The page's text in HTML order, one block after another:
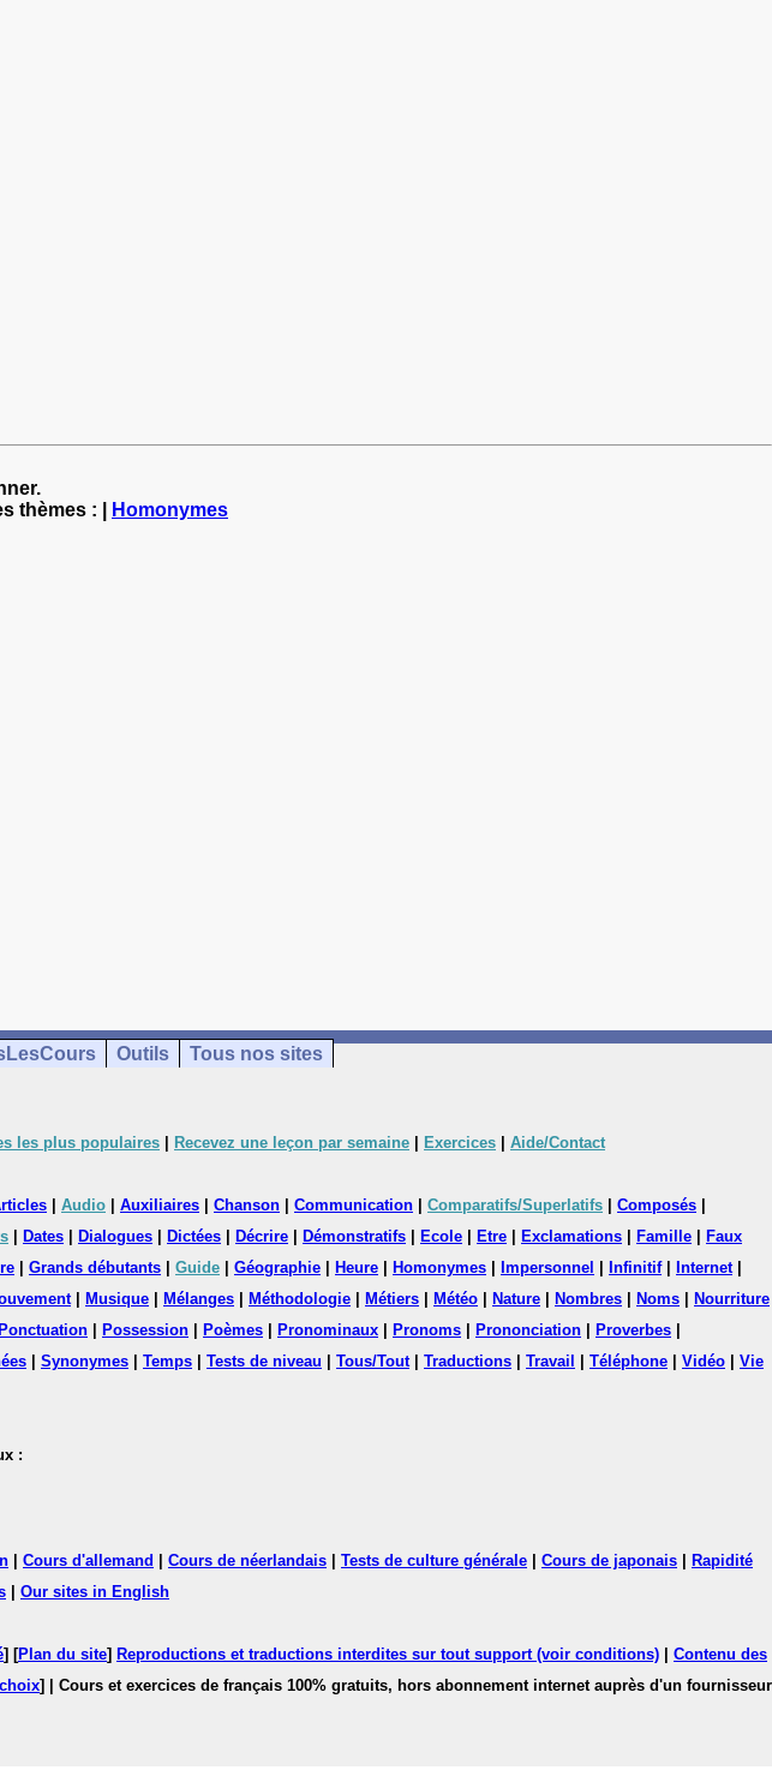
thèmes : | Homonymes
Outils Tous nos sites
les plus populaires Recevez une leçon par semaine Exercices Aide/Contact
Audio Auxiliaires Chanson Communication Comparatifs/Superlatifs Composés
Dates Dialogues Dictées Décrire Démonstratifs Ecole Etre Exclamations Famille
Faux
Grands débutants Guide Géographie Heure Homonymes Impersonnel Infinitif| Internet|
| Musique Mélanges Méthodologie Métiers Météo Nature Nombres Noms
Nourriture
Ponctuation Possession Poèmes Pronominaux Pronoms Prononciation Proverbes
Synonymes Temps Tests de niveau Tous/Tout| Traductions Travail Téléphone Vidéo
Vie
:
Cours d'allemand Cours de néerlandais Tests de culture générale Cours de japonais
Rapidité
Our sites in English
] [Plan du site] Reproductions et traductions interdites sur tout support (voir conditions)
Contenu des
]
| Cours et exercices de français 100% gratuits, hors abonnement internet auprès d'un fournisseur